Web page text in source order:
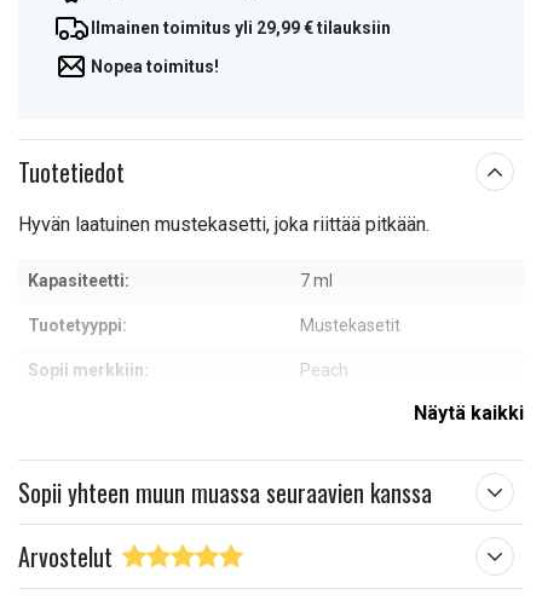
Ilmainen toimitus yli 29,99 € tilauksiin
Nopea toimitus!
Tuotetiedot
Hyvän laatuinen mustekasetti, joka riittää pitkään.
Kapasiteetti: 7 ml
Tuotetyyppi: Mustekasetit
Sopii merkkiin: Peach
Näytä kaikki
Sopii yhteen muun muassa seuraavien kanssa
Arvostelut